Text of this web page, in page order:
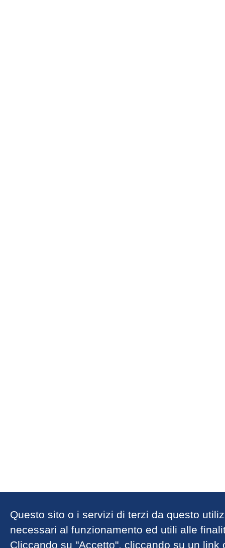
Questo sito o i servizi di terzi da questo
necessari al funzionamento ed utili alle
Cliccando su "Accetto", cliccando su un